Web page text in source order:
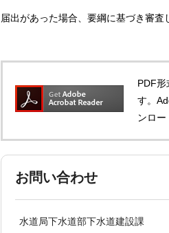
届出があった場合、要綱に基づき審査
PDF
す。
ンロー
お問い合わせ
水道局下水道部下水道建設課